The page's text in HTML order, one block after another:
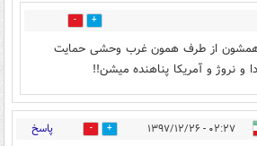
5
همشون از طرف همون غرب وحشی حمایت
و نروژ و آمریکا پناهنده میشن!!
۰۲:۲۷ - ۱۳۹۷/۱۲/۲۶ 11 پاسخ